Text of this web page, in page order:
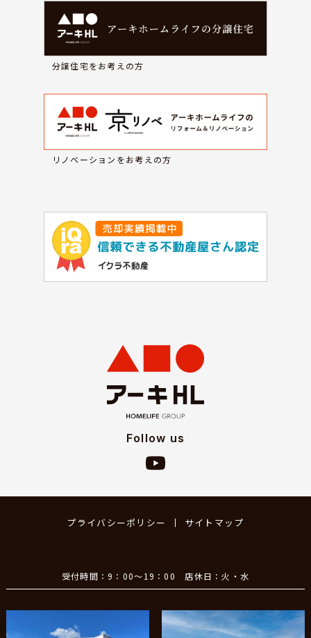
分譲住宅をお考えの方
リノベーションをお考えの方
Follow us
プライバシーポリシー サイトマップ
受付時間：9：00～19：00 店休日：火・水